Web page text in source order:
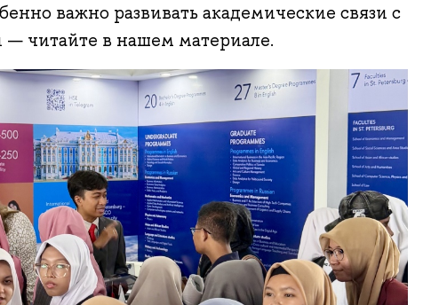
важно развивать академические связи с
читайте в нашем материале.